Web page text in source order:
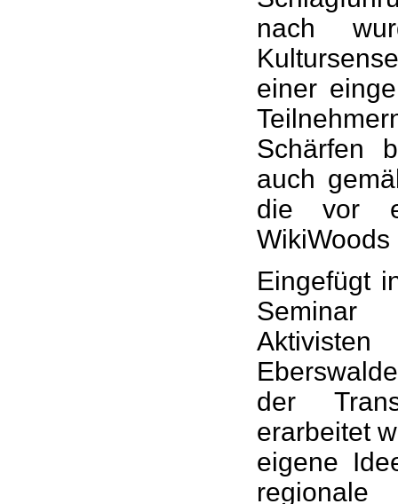
nach
einer
Schärfen
auch
die vor
Eingefügt
Seminar
der
erarbeitet
eigene
regionale